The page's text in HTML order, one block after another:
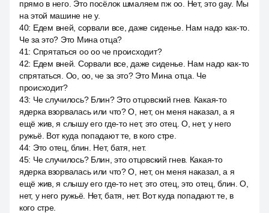
прямо в него. Это посёлок шмаляем пж оо. Нет, это gay. Мы
на этой машине не у.
40: Едем вней, сорвали все, даже сиденье. Нам надо как-то.
Че за это? Это Мина отца?
41: Спрятаться оо оо че происходит?
42: Едем вней. Сорвали все, даже сиденье. Нам надо как-то
спрятаться. Оо, оо, че за это? Это Мина отца. Че
происходит?
43: Че случилось? Блин? Это отцовский гнев. Какая-то
ядерка взорвалась или что? О, нет, он меня наказал, а я
ещё жив, я слышу его где-то нет, это отец. О, нет, у него
ружьё. Вот куда попадают те, в кого стре.
44: Это отец, блин. Нет, батя, нет.
45: Че случилось? Блин, это отцовский гнев. Какая-то
ядерка взорвалась или что? О, нет, он меня наказал, а я
ещё жив, я слышу его где-то нет, это отец, это отец, блин. О,
нет, у него ружьё. Нет, батя, нет. Вот куда попадают те, в
кого стре.